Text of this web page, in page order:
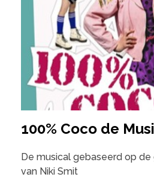
100% Coco de
De musical gebaseerd op
van Niki Smit